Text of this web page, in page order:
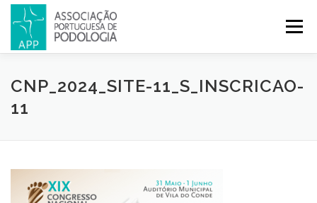
Menu
APP PODOLOGIA LICENCIATURA EM PODOLOGIA
CONGRESSOS REVISTA CONTACTOS
CNP_2024_SITE-11_S_INSCRICAO-
11